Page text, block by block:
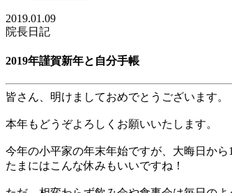
2019.01.09
院長日記
2019年謹賀新年と自分手帳
皆さん、明けましておめでとうございます。
本年もどうぞよろしくお願いいたします。
今年の小平家の年末年始ですが、大晦日から
たまにはこんな休みもいいですね！